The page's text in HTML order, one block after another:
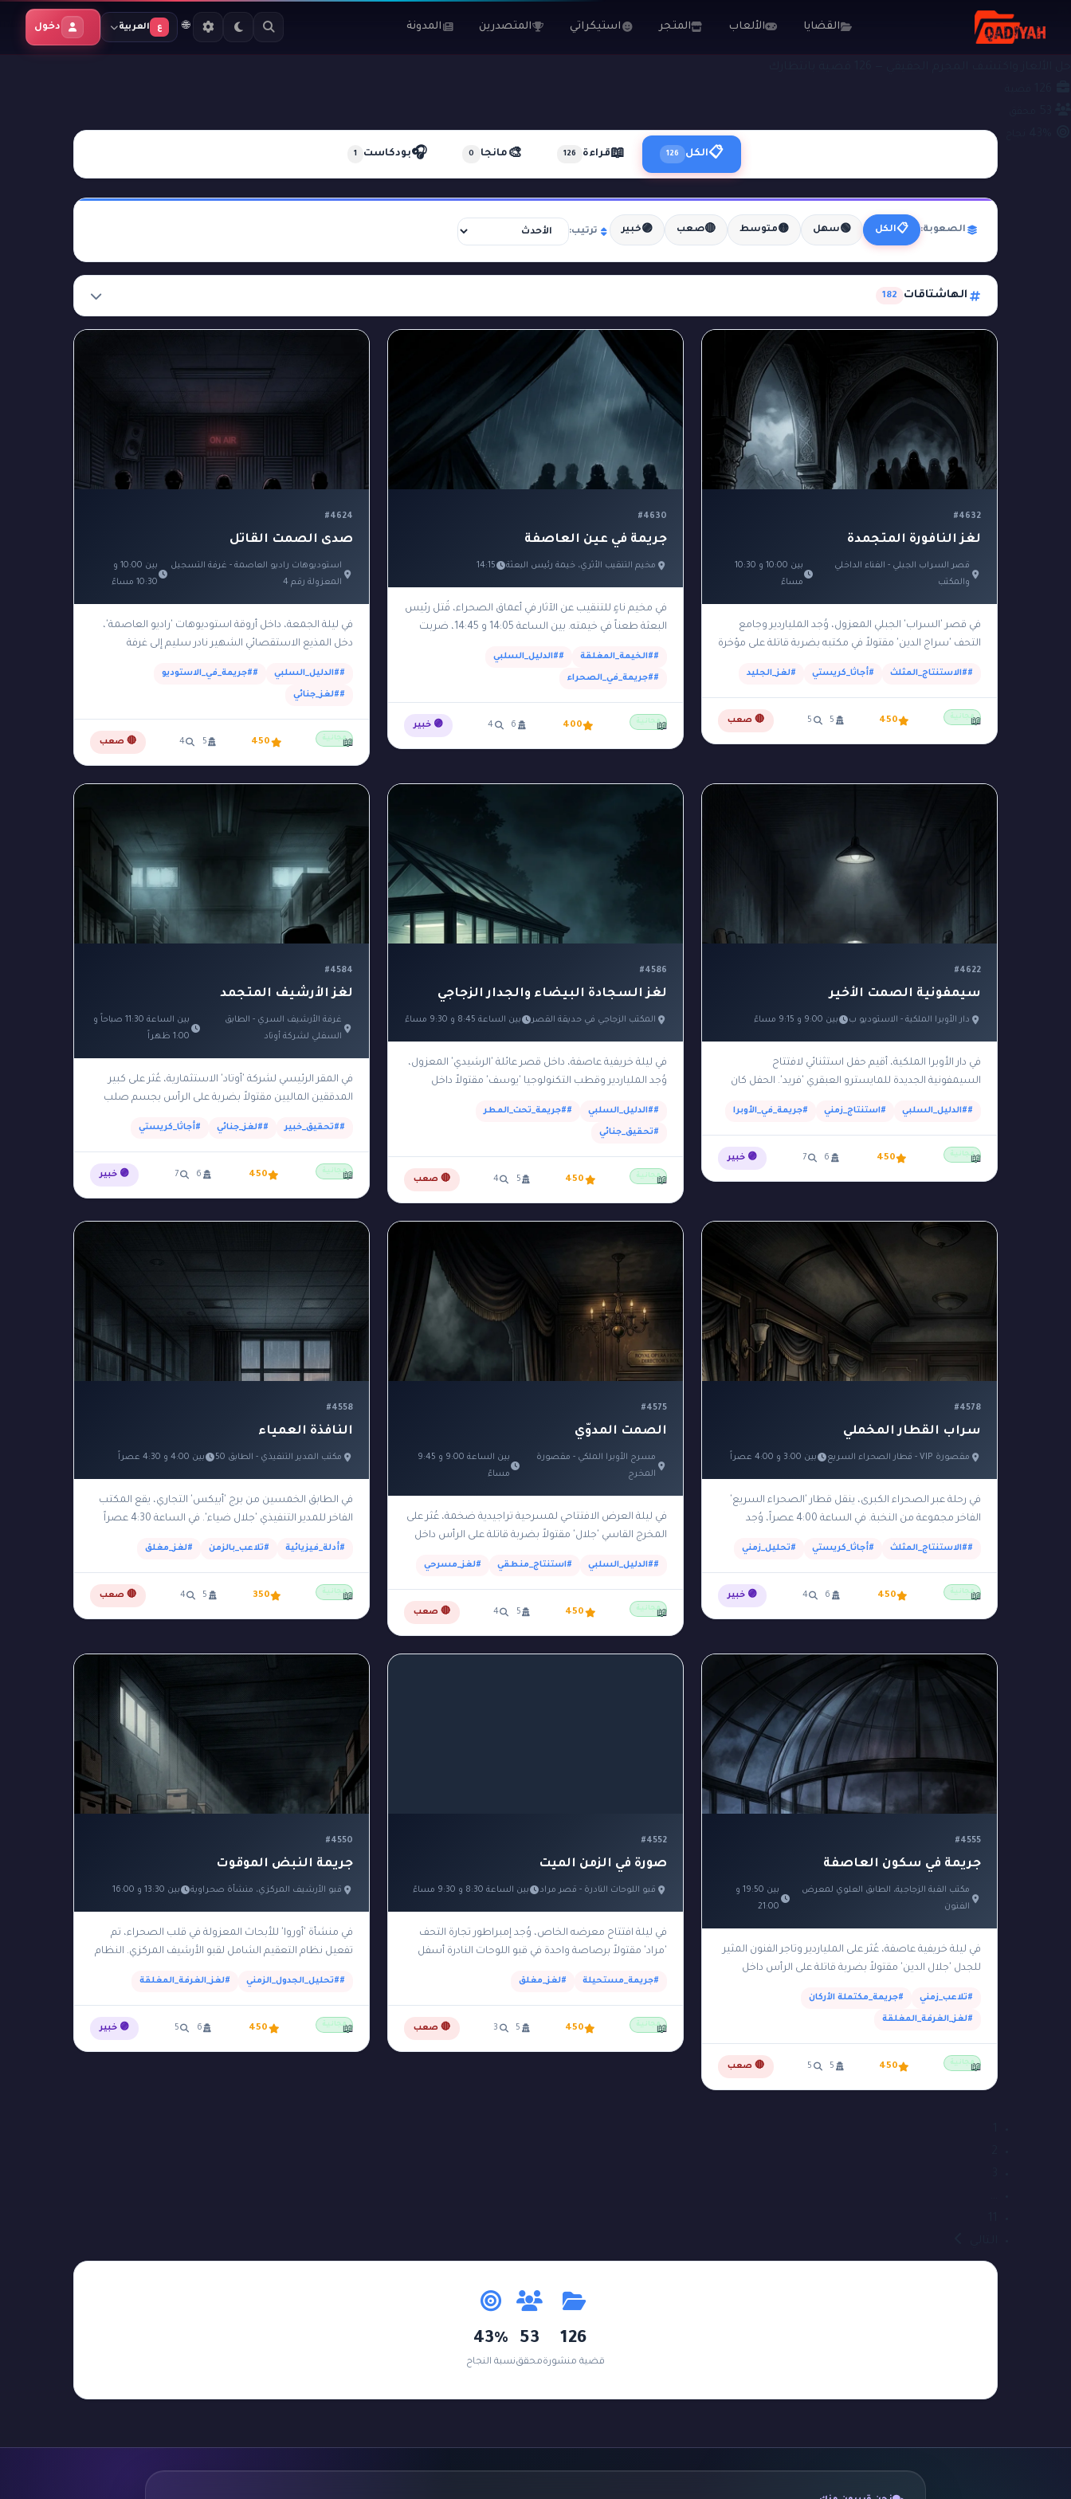
القضايا الألعاب المتجر استيكراتي المتصدرين المدونة 🌐 ع العربية دخول
ملفات التحقيق
📋الكل 126
📖قراءة 126
🎨 مانجا 0
🎧بودكاست 1
الصعوبة: 📋الكل 🟢سهل 🟡متوسط 🔴صعب 🟣خبير ترتيب:
الهاشتاقات 182
#4632
لغز النافورة المتجمدة
قصر السراب الجبلي - الفناء الداخلي
والمكتب
بين 10:00 و 10:30
مساءً
في قصر 'السراب' الجبلي المعزول، وُجد الملياردير وجامع
التحف 'سراج الدين' مقتولاً في مكتبه بضربة قاتلة على مؤخرة
##الاستنتاج_المثلث #أجاثا_كريستي #لغز_الجليد
مجانية 450
5
5 🔴 صعب 📖
#4630
جريمة في عين العاصفة
مخيم التنقيب الأثري، خيمة رئيس البعثة 14:15
في مخيم ناءٍ للتنقيب عن الآثار في أعماق الصحراء، قُتل رئيس
البعثة طعناً في خيمته. بين الساعة 14:05 و 14:45، ضربت
##الخيمة_المغلقة ##الدليل_السلبي
##جريمة_في_الصحراء
مجانية 400
6
4 🟣 خبير 📖
#4624
صدى الصمت القاتل
استوديوهات راديو العاصمة - غرفة التسجيل
المعزولة رقم 4
بين 10:00 و
10:30 مساءً
في ليلة الجمعة، داخل أروقة استوديوهات 'راديو العاصمة'،
دخل المذيع الاستقصائي الشهير نادر سليم إلى غرفة
فضائح…
##الدليل_السلبي ##جريمة_في_الاستوديو
##لغز_جنائي
مجانية 450
5
4 🔴 صعب 📖
#4622
سيمفونية الصمت الأخير
دار الأوبرا الملكية - الاستوديو ب بين 9:00 و 9:15 مساءً
في دار الأوبرا الملكية، أقيم حفل استثنائي لافتتاح
السيمفونية الجديدة للمايسترو العبقري 'فريد'. الحفل كان
##الدليل_السلبي #استنتاج_زمني #جريمة_في_الأوبرا
مجانية 450
6
7 🟣 خبير 📖
#4586
لغز السجادة البيضاء والجدار الزجاجي
المكتب الزجاجي في حديقة القصر بين الساعة 8:45 و 9:30 مساءً
في ليلة خريفية عاصفة، داخل قصر عائلة 'الرشيدي' المعزول،
وُجد الملياردير وقطب التكنولوجيا 'يوسف' مقتولاً داخل
##الدليل_السلبي ##جريمة_تحت_المطر
#تحقيق_جنائي
مجانية 450
5
4 🔴 صعب 📖
#4584
لغز الأرشيف المتجمد
غرفة الأرشيف السري - الطابق
السفلي لشركة أوتاد
بين الساعة 11:30 صباحاً و
1:00 ظهراً
في المقر الرئيسي لشركة 'أوتاد' الاستثمارية، عُثر على كبير
المدققين الماليين مقتولاً بضربة على الرأس بجسم صلب
##تحقيق_خبير ##لغز_جنائي #أجاثا_كريستي
مجانية 450
6
7 🟣 خبير 📖
#4578
سراب القطار المخملي
مقصورة VIP - قطار الصحراء السريع بين 3:00 و 4:00 عصراً
في رحلة عبر الصحراء الكبرى، ينقل قطار 'الصحراء السريع'
الفاخر مجموعة من النخبة. في الساعة 4:00 عصراً، وُجد
##الاستنتاج_المثلث #أجاثا_كريستي #تحليل_زمني
مجانية 450
6
4 🟣 خبير 📖
#4575
الصمت المدوّي
مسرح الأوبرا الملكي - مقصورة
المخرج
بين الساعة 9:00 و 9:45
مساءً
في ليلة العرض الافتتاحي لمسرحية تراجيدية ضخمة، عُثر على
المخرج القاسي 'جلال' مقتولاً بضربة قاتلة على الرأس داخل
##الدليل_السلبي #استنتاج_منطقي #لغز_مسرحي
مجانية 450
5
4 🔴 صعب 📖
#4558
النافذة العمياء
مكتب المدير التنفيذي - الطابق 50 بين 4:00 و 4:30 عصراً
في الطابق الخمسين من برج 'أبيكس' التجاري، يقع المكتب
الفاخر للمدير التنفيذي 'جلال ضياء'. في الساعة 4:30 عصراً
#أدلة_فيزيائية #تلاعب_بالزمن #لغز_مغلق
مجانية 350
5
4 🔴 صعب 📖
#4555
جريمة في سكون العاصفة
مكتب القبة الزجاجية، الطابق العلوي لمعرض
الفنون
بين 19:50 و
21:00
في ليلة خريفية عاصفة، عُثر على الملياردير وتاجر الفنون المثير
للجدل 'جلال الدين' مقتولاً بضربة قاتلة على الرأس داخل
#تلاعب_زمني #جريمة_مكتملة الأركان
#لغز_الغرفة_المغلقة
مجانية 450
5
5 🔴 صعب 📖
#4552
صورة في الزمن الميت
قبو اللوحات النادرة - قصر مراد بين الساعة 8:30 و 9:30 مساءً
في ليلة افتتاح معرضه الخاص، وُجد إمبراطور تجارة التحف
'مراد' مقتولاً برصاصة واحدة في قبو اللوحات النادرة أسفل
#جريمة_مستحيلة #لغز_مغلق
مجانية 450
5
3 🔴 صعب 📖
#4550
جريمة النبض الموقوت
قبو الأرشيف المركزي، منشأة صحراوية بين 13:30 و 16:00
في منشأة 'أوروا' للأبحاث المعزولة في قلب الصحراء، تم
تفعيل نظام التعقيم الشامل لقبو الأرشيف المركزي. النظام
##تحليل_الجدول_الزمني #لغز_الغرفة_المغلقة
مجانية 450
6
5 🟣 خبير 📖
126
قضية منشورة
53
محقق
43%
نسبة النجاح